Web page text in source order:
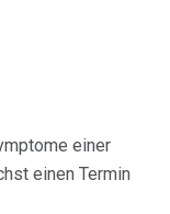
einer
einen Termin